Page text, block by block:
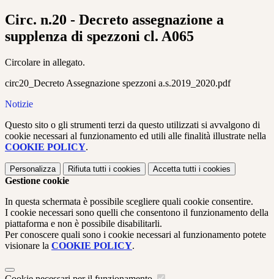
Circ. n.20 - Decreto assegnazione a
supplenza di spezzoni cl. A065
Circolare in allegato.
circ20_Decreto Assegnazione spezzoni a.s.2019_2020.pdf
Notizie
Questo sito o gli strumenti terzi da questo utilizzati si avvalgono di
cookie necessari al funzionamento ed utili alle finalità illustrate nella
COOKIE POLICY.
Personalizza Rifiuta tutti i cookies Accetta tutti i cookies
Gestione cookie
In questa schermata è possibile scegliere quali cookie consentire.
I cookie necessari sono quelli che consentono il funzionamento della
piattaforma e non è possibile disabilitarli.
Per conoscere quali sono i cookie necessari al funzionamento potete
visionare la COOKIE POLICY.